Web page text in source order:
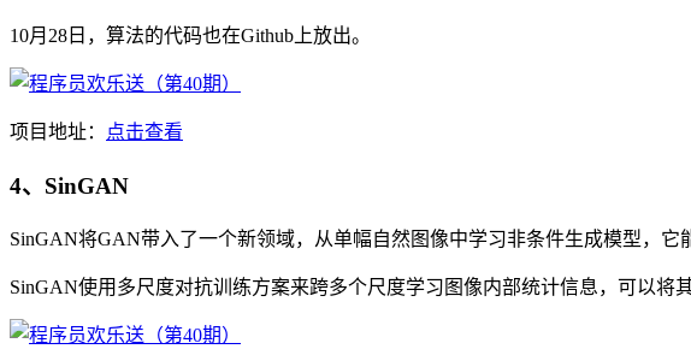
10月28日，算法的代码也在Github上放出。
项目地址： 点击查看
4、SinGAN
SinGAN将GAN带入了一个新领域，从单幅自然图像中学习非条件生成模型，
SinGAN使用多尺度对抗训练方案来跨多个尺度学习图像内部统计信息，可以